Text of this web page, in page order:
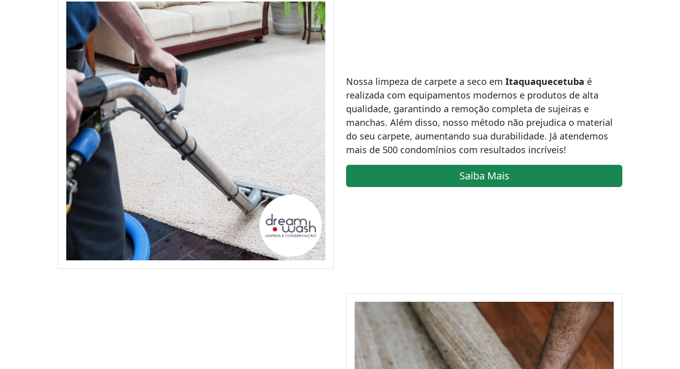
Nossa limpeza de carpete a seco em Itaquaquecetuba é
realizada com equipamentos modernos e produtos de alta
qualidade, garantindo a remoção completa de sujeiras e
manchas. Além disso, nosso método não prejudica o material
do seu carpete, aumentando sua durabilidade. Já atendemos
mais de 500 condomínios com resultados incríveis!
Saiba Mais